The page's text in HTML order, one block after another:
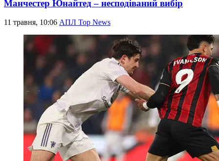
Манчестер Юнайтед – несподіваний вибір
11 травня, 10:06 АПЛ Top News